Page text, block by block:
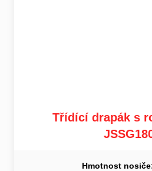
Třídící drapák s
Hmotnost